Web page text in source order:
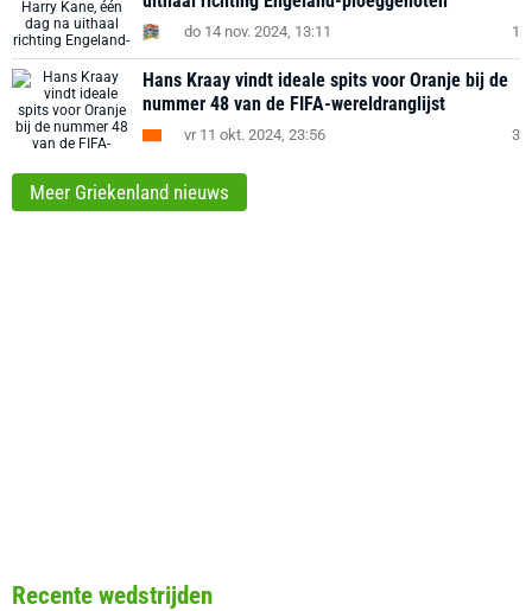
do 14 nov. 2024, 13:11 1
Hans Kraay vindt ideale spits voor Oranje bij de
nummer 48 van de FIFA-wereldranglijst
vr 11 okt. 2024, 23:56 3
Meer Griekenland nieuws
Recente wedstrijden